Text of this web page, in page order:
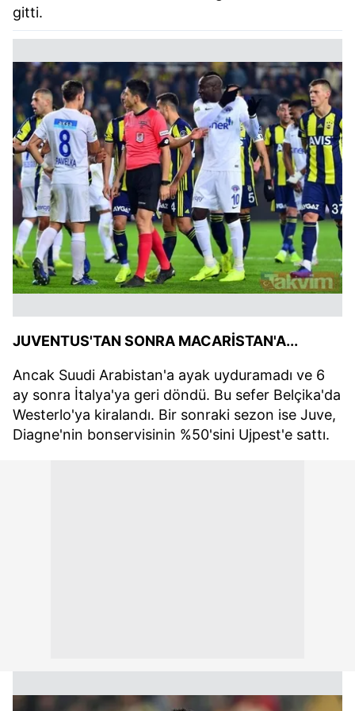
gitti.
JUVENTUS'TAN SONRA MACARİSTAN'A...
Ancak Suudi Arabistan'a ayak uyduramadı ve 6
ay sonra İtalya'ya geri döndü. Bu sefer Belçika'da
Westerlo'ya kiralandı. Bir sonraki sezon ise Juve,
Diagne'nin bonservisinin %50'sini Ujpest'e sattı.